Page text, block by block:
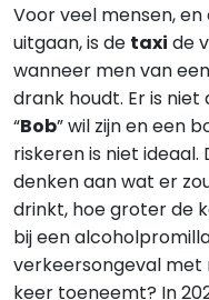
Voor veel mensen,
uitgaan, is de taxi de
wanneer men van
drank houdt. Er is
“Bob” wil zijn en een
riskeren is niet ideaal.
denken aan wat er
drinkt, hoe groter de
bij een
verkeersongeval
keer toeneemt? In